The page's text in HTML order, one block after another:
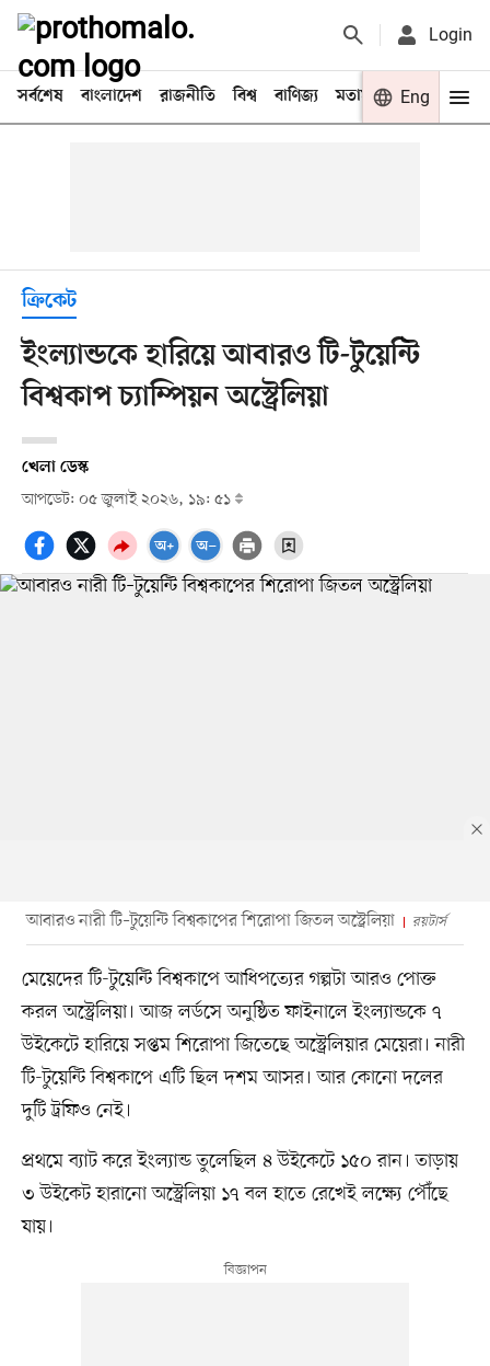
Login
সর্বশেষ বাংলাদেশ রাজনীতি বিশ্ব বাণিজ্য মতামত খেলা
Eng
ক্রিকেট
ইংল্যান্ডকে হারিয়ে আবারও টি-টুয়েন্টি
বিশ্বকাপ চ্যাম্পিয়ন অস্ট্রেলিয়া
খেলা ডেস্ক
আপডেট: ০৫ জুলাই ২০২৬, ১৯: ৫১
আবারও নারী টি–টুয়েন্টি বিশ্বকাপের শিরোপা জিতল অস্ট্রেলিয়া রয়টার্স
মেয়েদের টি-টুয়েন্টি বিশ্বকাপে আধিপত্যের গল্পটা আরও পোক্ত
করল অস্ট্রেলিয়া। আজ লর্ডসে অনুষ্ঠিত ফাইনালে ইংল্যান্ডকে ৭
উইকেটে হারিয়ে সপ্তম শিরোপা জিতেছে অস্ট্রেলিয়ার মেয়েরা। নারী
টি-টুয়েন্টি বিশ্বকাপে এটি ছিল দশম আসর। আর কোনো দলের
দুটি ট্রফিও নেই।
প্রথমে ব্যাট করে ইংল্যান্ড তুলেছিল ৪ উইকেটে ১৫০ রান। তাড়ায়
৩ উইকেট হারানো অস্ট্রেলিয়া ১৭ বল হাতে রেখেই লক্ষ্যে পৌঁছে
যায়।